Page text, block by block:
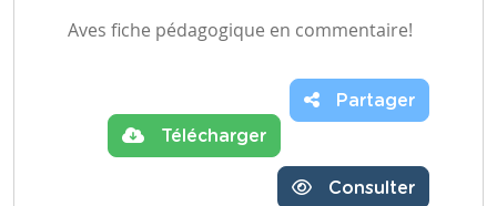
Aves fiche pédagogique en commentaire!
Télécharger
Partager
Consulter